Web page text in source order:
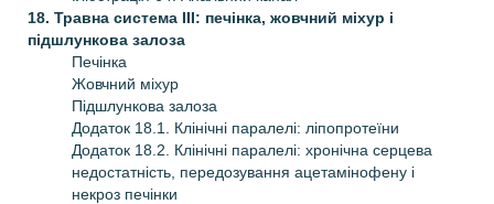
18. Травна система ІІІ: печінка, жовчний міхур і
підшлункова залоза
Печінка
Жовчний міхур
Підшлункова залоза
Додаток 18.1. Клінічні паралелі: ліпопротеїни
Додаток 18.2. Клінічні паралелі: хронічна серцева
недостатність, передозування ацетамінофену і
некроз печінки